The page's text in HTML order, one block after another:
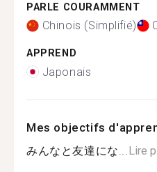
PARLE COURAMMENT
Chinois (Simplifié)
APPREND
Japonais
Mes objectifs
みんなと友達にな... Lire